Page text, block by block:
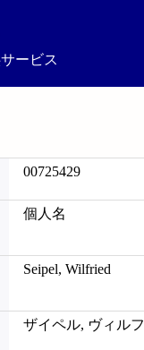
ービス
00725429
個人名
Seipel, Wilfried
ザイペル, ヴィル